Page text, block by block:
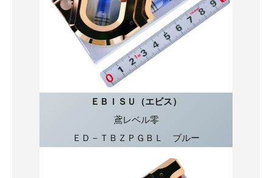
ＥＢＩＳＵ（エビス）
鳶レベル零
ＥＤ－ＴＢＺＰＧＢＬ ブルー